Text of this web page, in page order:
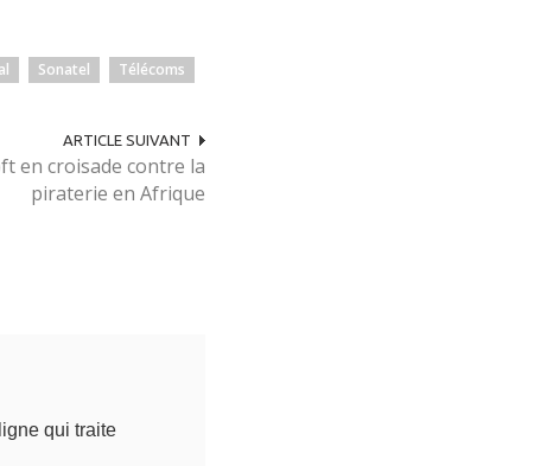
Sonatel Télécoms
ARTICLE SUIVANT
en croisade contre la
piraterie en Afrique
qui traite